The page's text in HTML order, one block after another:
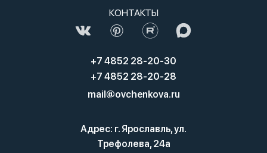
КОНТАКТЫ
+7 4852 28-20-30
+7 4852 28-20-28
mail@ovchenkova.ru
Адрес: г. Ярославль, ул.
Трефолева, 24а